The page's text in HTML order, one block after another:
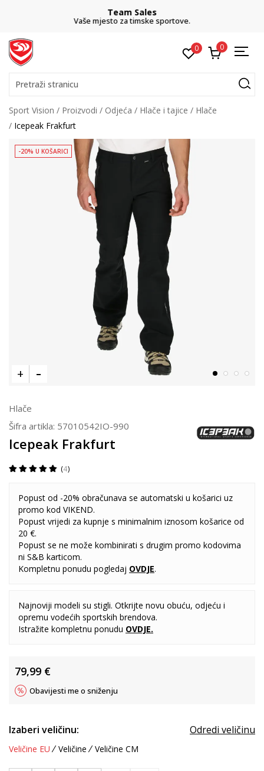
Team Sales
Vaše mjesto za timske sportove.
0 0
Pretraži stranicu
Sport Vision Proizvodi Odjeća Hlače i tajice
Hlače
Icepeak Frakfurt
-20% U KOŠARICI
Hlače
Šifra artikla: 57010542IO-990
Icepeak Frakfurt
4
Popust od -20% obračunava se automatski u košarici uz
promo kod VIKEND.
Popust vrijedi za kupnje s minimalnim iznosom košarice od
20 €.
Popust se ne može kombinirati s drugim promo kodovima
ni S&B karticom.
Kompletnu ponudu pogledaj OVDJE.
Najnoviji modeli su stigli. Otkrijte novu obuću, odjeću i
opremu vodećih sportskih brendova.
Istražite kompletnu ponudu OVDJE.
79,99 €
Obavijesti me o sniženju
Izaberi veličinu: Odredi veličinu
Veličine EU Veličine Veličine CM